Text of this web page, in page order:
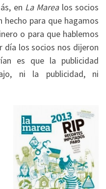
en La Marealos socios
para que hagamos
o para que hablemos
día los socios nos dijeron
es que la publicidad
ni la publicidad, ni